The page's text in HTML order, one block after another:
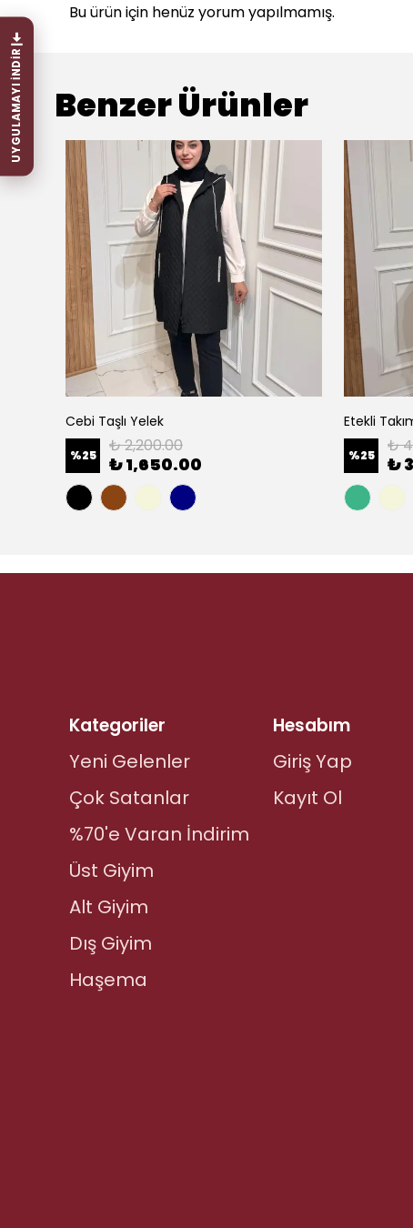
UYGULAMAYI İNDİR
Bu ürün için henüz yorum yapılmamış.
Benzer Ürünler
Cebi Taşlı Yelek
%25 ₺ 2,200.00
₺ 1,650.00
Etekli
%25 ₺
₺
Kategoriler
Yeni Gelenler
Çok Satanlar
%70'e Varan İndirim
Üst Giyim
Alt Giyim
Dış Giyim
Haşema
Hesabım
Giriş Yap
Kayıt Ol